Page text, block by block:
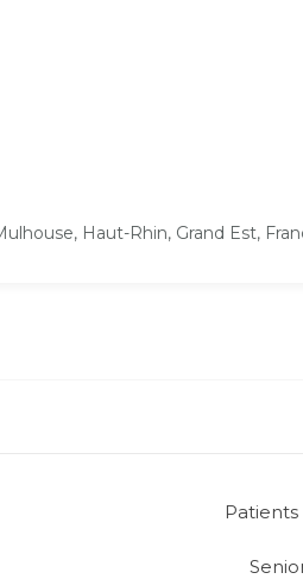
Haut-Rhin, Grand Est,
Patients